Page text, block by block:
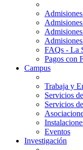
FAQs - La
Pagos con
Campus
Trabaja y
Servicios
Servicios
Eventos
Investigación